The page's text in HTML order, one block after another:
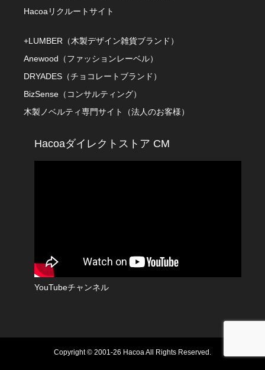
Hacoaリクルートサイト
+LUMBER（木製デザイン雑貨ブランド）
Anewood（ファッションレーベル）
DRYADES（チョコレートブランド）
BizSense（コンサルティング）
木製ノベルティ専門サイト（法人のお客様）
Hacoaダイレクトストア CM
YouTubeチャンネル
Copyright © 2001-26 Hacoa All Rights Reserved.